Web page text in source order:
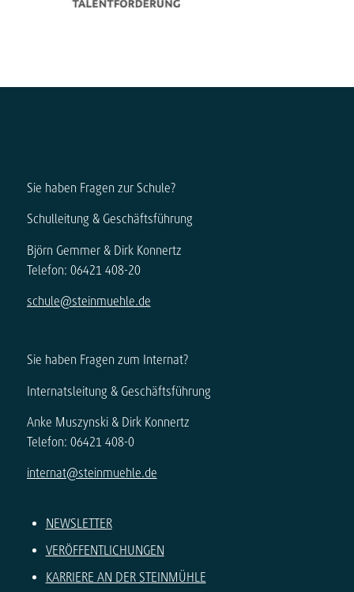
Sie haben Fragen zur Schule?
Schulleitung & Geschäftsführung
Björn Gemmer & Dirk Konnertz
Telefon: 06421 408-20
schule@steinmuehle.de
Sie haben Fragen zum Internat?
Internatsleitung & Geschäftsführung
Anke Muszynski & Dirk Konnertz
Telefon: 06421 408-0
internat@steinmuehle.de
NEWSLETTER
VERÖFFENTLICHUNGEN
KARRIERE AN DER STEINMÜHLE